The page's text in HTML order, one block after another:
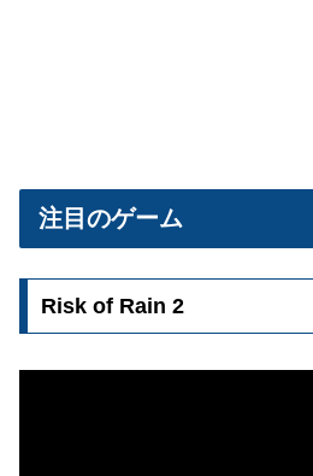
注目のゲーム
Risk of Rain 2